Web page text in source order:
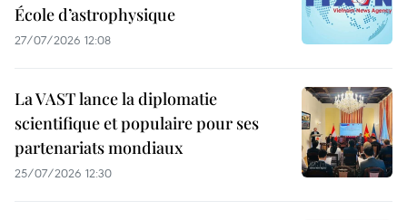
École d’astrophysique
27/07/2026 12:08
La VAST lance la diplomatie
scientifique et populaire pour ses
partenariats mondiaux
25/07/2026 12:30